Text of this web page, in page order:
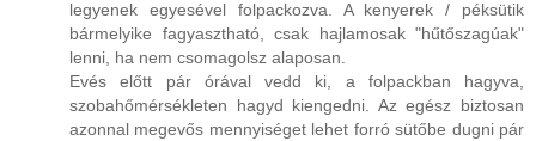
legyenek egyesével folpackozva. A kenyerek / péksütik
bármelyike fagyasztható, csak hajlamosak "hűtőszagúak"
lenni, ha nem csomagolsz alaposan.
Evés előtt pár órával vedd ki, a folpackban hagyva,
szobahőmérsékleten hagyd kiengedni. Az egész biztosan
azonnal megevős mennyiséget lehet forró sütőbe dugni pár